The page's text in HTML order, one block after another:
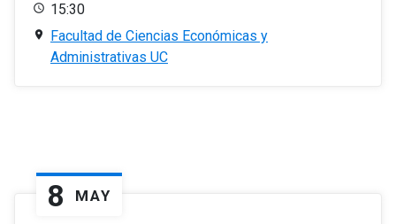
15:30
Facultad de Ciencias Económicas y
Administrativas UC
8 MAY